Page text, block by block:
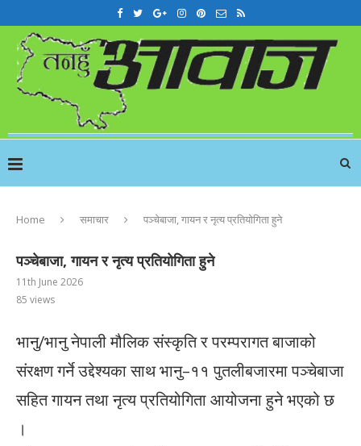
Home समाचार पञ्चेबाजा, गायन र नृत्य प्रतियोगिता हुने
पञ्चेबाजा, गायन र नृत्य प्रतियोगिता हुने
11th June 2026
85 views
भानु/भानु नेपाली मौलिक संस्कृति र परम्परागत बाजाको
संरक्षण गर्ने उद्देश्यका साथ भानु–११ पुतलीबजारमा पञ्चेबाजा
सहित गायन तथा नृत्य प्रतियोगिता आयोजना हुने भएको छ
।